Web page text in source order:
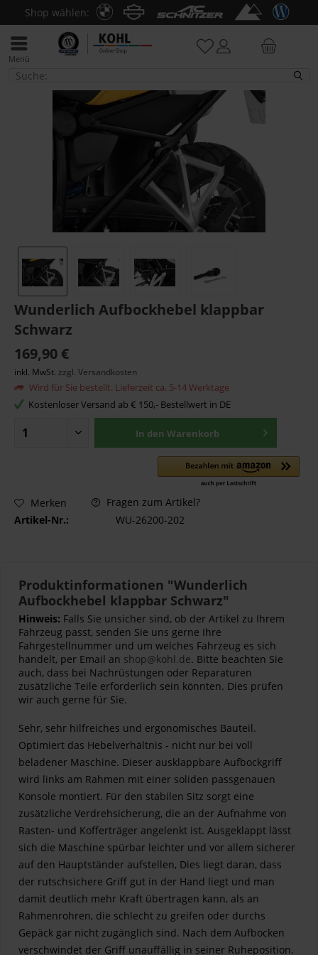
Shop wählen:
Menü
R 1200 GS LC
Wunderlich Aufbockhebel klappbar
Schwarz
169,90 €
inkl. MwSt. zzgl. Versandkosten
Wird für Sie bestellt. Lieferzeit ca. 5-14 Werktage
Kostenloser Versand ab € 150,- Bestellwert in DE
In den Warenkorb
Merken
Fragen zum Artikel?
Artikel-Nr.:
WU-26200-202
Produktinformationen "Wunderlich
Aufbockhebel klappbar Schwarz"
Hinweis: Falls Sie unsicher sind, ob der Artikel zu Ihrem
Fahrzeug passt, senden Sie uns gerne Ihre
Fahrgestellnummer und um welches Fahrzeug es sich
handelt, per Email an shop@kohl.de. Bitte beachten Sie
auch, dass bei Nachrüstungen oder Reparaturen
zusätzliche Teile erforderlich sein könnten. Dies prüfen
wir auch gerne für Sie.
Sehr, sehr hilfreiches und ergonomisches Bauteil.
Optimiert das Hebelverhältnis - nicht nur bei voll
beladener Maschine. Dieser ausklappbare Aufbockgriff
wird links am Rahmen mit einer soliden passgenauen
Konsole montiert. Für den stabilen Sitz sorgt eine
zusätzliche Verdrehsicherung, die an der Aufnahme von
Rasten- und Kofferträger angelenkt ist. Ausgeklappt lässt
sich die Maschine spürbar leichter und vor allem sicherer
auf den Hauptständer aufstellen, Dies liegt daran, dass
der rutschsichere Griff gut in der Hand liegt und man
damit deutlich mehr Kraft übertragen kann, als an
Rahmenrohren, die schlecht zu greifen oder durchs
Gepäck gar nicht zugänglich sind. Nach dem Aufbocken
verschwindet der Griff unauffällig in seiner Ruheposition.